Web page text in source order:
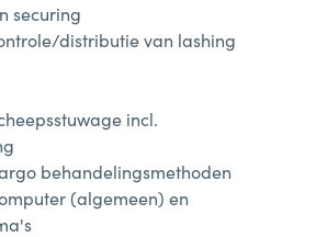
securing
distributie van lashing
incl.
behandelingsmethoden
(algemeen) en